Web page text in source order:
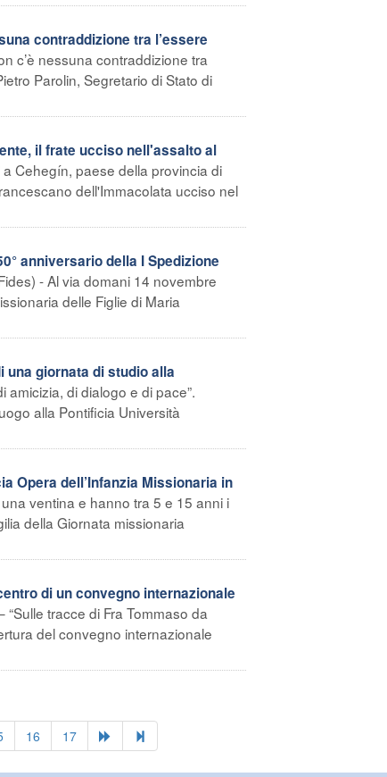
contraddizione tra l’essere
c’è nessuna contraddizione tra
Parolin, Segretario di Stato di
il frate ucciso nell'assalto al
Cehegín, paese della provincia di
dell'Immacolata ucciso nel
anniversario della I Spedizione
- Al via domani 14 novembre
delle Figlie di Maria
una giornata di studio alla
amicizia, di dialogo e di pace”.
alla Pontificia Università
Opera dell’Infanzia Missionaria in
ventina e hanno tra 5 e 15 anni i
della Giornata missionaria
di un convegno internazionale
tracce di Fra Tommaso da
del convegno internazionale
16 17